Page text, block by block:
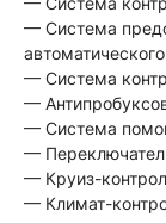
— Система
— Система
—
— Система
—
— Круиз-
— Климат-